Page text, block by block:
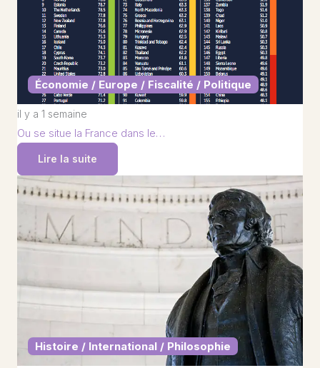
Économie / Europe / Fiscalité / Politique
il y a 1 semaine
Ou se situe la France dans le…
Lire la suite
Histoire / International / Philosophie